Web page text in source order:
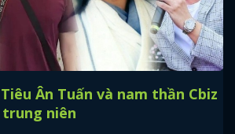
Ân Tuấn và nam thần Cbiz
niên